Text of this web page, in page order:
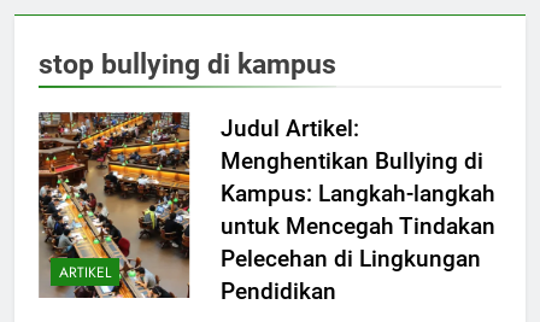
stop bullying di kampus
ARTIKEL
Judul Artikel:
Menghentikan Bullying di
Kampus: Langkah-langkah
untuk Mencegah Tindakan
Pelecehan di Lingkungan
Pendidikan